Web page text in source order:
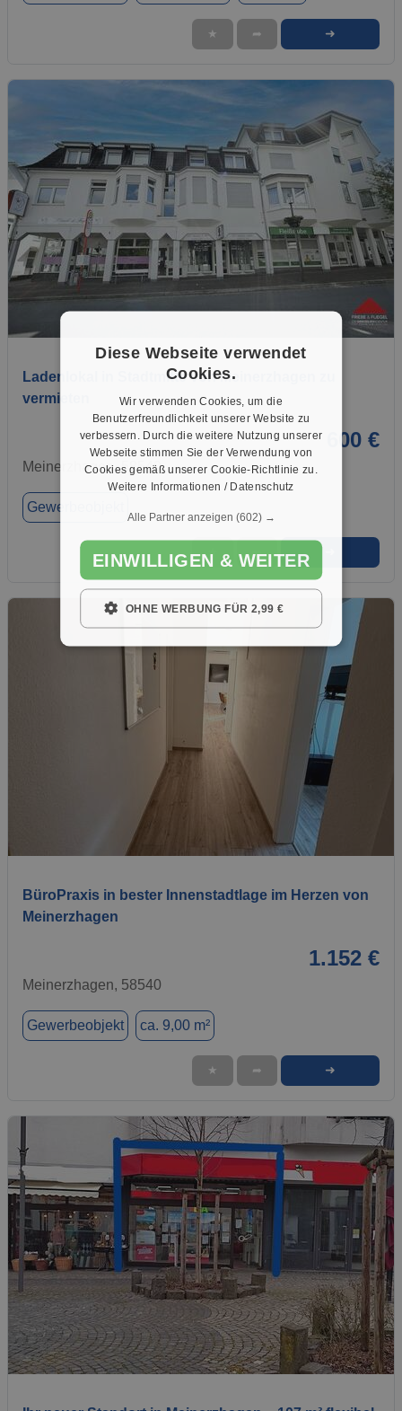
★ ➦ ➜
1 / 3
Ladenlokal in Stadtmitte von Meinerzhagen zu
vermieten
600 €
Meinerzhagen, 58540
Gewerbeobjekt
★ ➦
BüroPraxis in bester Innenstadtlage im Herzen von
Meinerzhagen
1.152 €
Meinerzhagen, 58540
Gewerbeobjekt ca. 9,00 m²
★ ➦ ➜
1 / 2
Diese Webseite verwendet
Cookies.
Wir verwenden Cookies, um die
Benutzerfreundlichkeit unserer Website zu
verbessern. Durch die weitere Nutzung unserer
Webseite stimmen Sie der Verwendung von
Cookies gemäß unserer Cookie-Richtlinie zu.
Weitere Informationen / Datenschutz
Alle Partner anzeigen (602) →
EINWILLIGEN & WEITER
OHNE WERBUNG FÜR 2,99 €